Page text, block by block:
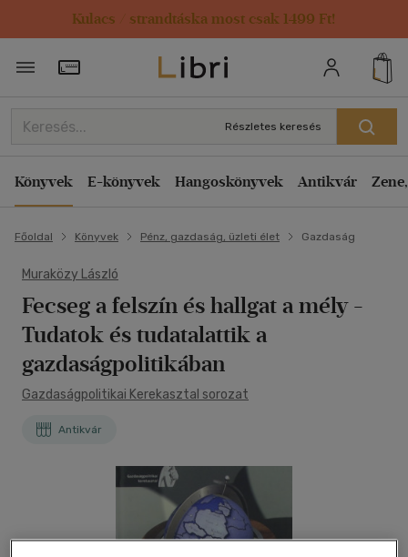
Kulacs / strandtáska most csak 1499 Ft!
Törzsvásárlói Kártya adatai
Részletes keresés
Könyvek E-könyvek Hangoskönyvek Antikvár
Főoldal Könyvek Pénz, gazdaság, üzleti élet Gazdaság
Muraközy László
Fecseg a felszín és hallgat a mély -
Tudatok és tudatalattik a
gazdaságpolitikában
Gazdaságpolitikai Kerekasztal sorozat
Antikvár